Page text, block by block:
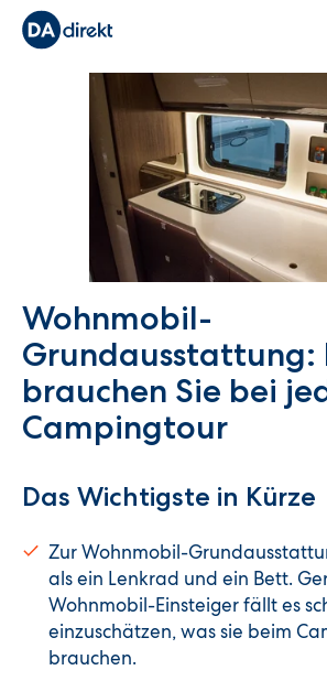
Wohnmobil-
Grundausstattung:
brauchen Sie bei
Campingtour
Das Wichtigste in Kürze
Zur Wohnmobil-
als ein Lenkrad und ein Bett.
Wohnmobil-Einsteiger fällt es
einzuschätzen, was sie beim
brauchen.